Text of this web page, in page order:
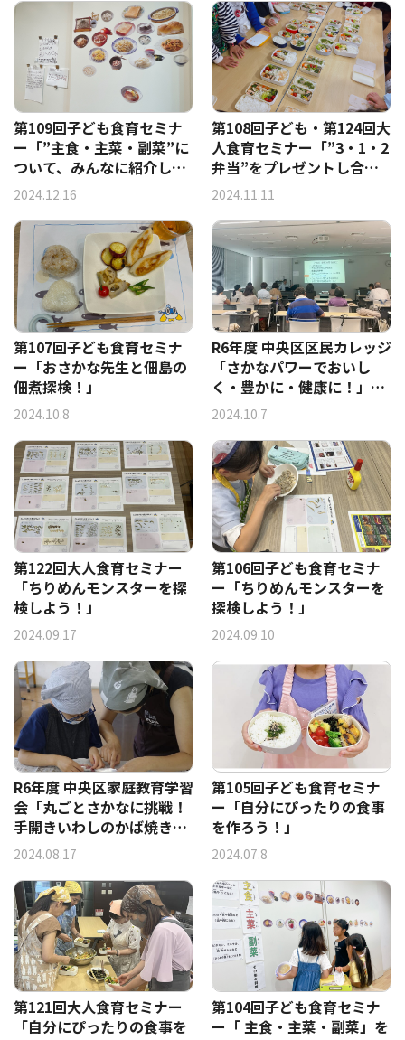
第109回子ども食育セミナ
ー「”主食・主菜・副菜”に
ついて、みんなに紹介しよ
う！」
2024.12.16
第108回子ども・第124回大
人食育セミナー「”3・1・2
弁当”をプレゼントし合っ
て、楽しく共食会！」
2024.11.11
第107回子ども食育セミナ
ー「おさかな先生と佃島の
佃煮探検！」
2024.10.8
R6年度 中央区区民カレッジ
「さかなパワーでおいし
く・豊かに・健康に！」第
1回講座
2024.10.7
第122回大人食育セミナー
「ちりめんモンスターを探
検しよう！」
2024.09.17
第106回子ども食育セミナ
ー「ちりめんモンスターを
探検しよう！」
2024.09.10
R6年度 中央区家庭教育学習
会「丸ごとさかなに挑戦！
手開きいわしのかば焼きづ
くり」
2024.08.17
第105回子ども食育セミナ
ー「自分にぴったりの食事
を作ろう！」
2024.07.8
第121回大人食育セミナー
「自分にぴったりの食事を
第104回子ども食育セミナ
ー「 主食・主菜・副菜」を